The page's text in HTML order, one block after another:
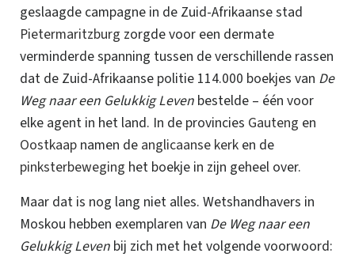
geslaagde campagne in de Zuid-Afrikaanse stad
Pietermaritzburg zorgde voor een dermate
verminderde spanning tussen de verschillende rassen
dat de Zuid-Afrikaanse politie 114.000 boekjes van De
Weg naar een Gelukkig Leven bestelde – één voor
elke agent in het land. In de provincies Gauteng en
Oostkaap namen de anglicaanse kerk en de
pinksterbeweging het boekje in zijn geheel over.
Maar dat is nog lang niet alles. Wetshandhavers in
Moskou hebben exemplaren van De Weg naar een
Gelukkig Leven bij zich met het volgende voorwoord: